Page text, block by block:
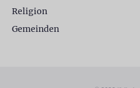
Religion
Gemeinden